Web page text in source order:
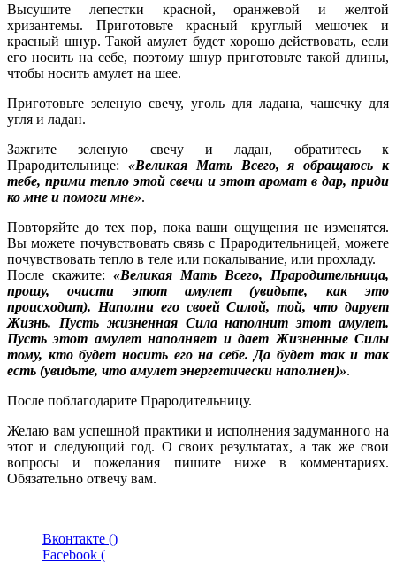
Высушите лепестки красной, оранжевой и желтой
хризантемы. Приготовьте красный круглый мешочек и
красный шнур. Такой амулет будет хорошо действовать, если
его носить на себе, поэтому шнур приготовьте такой длины,
чтобы носить амулет на шее.
Приготовьте зеленую свечу, уголь для ладана, чашечку для
угля и ладан.
Зажгите зеленую свечу и ладан, обратитесь к
Прародительнице: «Великая Мать Всего, я обращаюсь к
тебе, прими тепло этой свечи и этот аромат в дар, приди
ко мне и помоги мне».
Повторяйте до тех пор, пока ваши ощущения не изменятся.
Вы можете почувствовать связь с Прародительницей, можете
почувствовать тепло в теле или покалывание, или прохладу.
После скажите: «Великая Мать Всего, Прародительница,
прошу, очисти этот амулет (увидьте, как это
происходит). Наполни его своей Силой, той, что дарует
Жизнь. Пусть жизненная Сила наполнит этот амулет.
Пусть этот амулет наполняет и дает Жизненные Силы
тому, кто будет носить его на себе. Да будет так и так
есть (увидьте, что амулет энергетически наполнен)».
После поблагодарите Прародительницу.
Желаю вам успешной практики и исполнения задуманного на
этот и следующий год. О своих результатах, а так же свои
вопросы и пожелания пишите ниже в комментариях.
Обязательно отвечу вам.
Вконтакте ()
Facebook (